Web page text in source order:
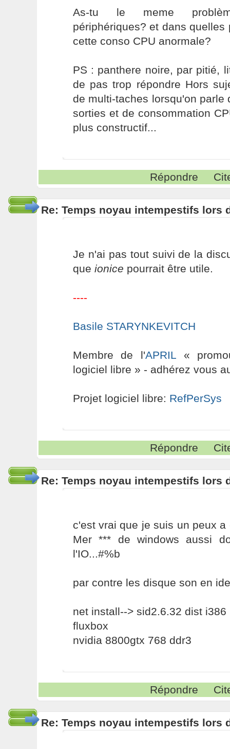
As-tu le meme
périphériques? et dans quelles
cette conso CPU anormale?
PS : panthere noire, par pitié,
de pas trop répondre Hors
de multi-taches lorsqu'on parle
sorties et de consommation
plus constructif...
Répondre
Re: Temps noyau intempestifs lors
Je n'ai pas tout suivi de la
que ionice pourrait être utile.
----
Basile STARYNKEVITCH
Membre de l'APRIL «
logiciel libre » - adhérez vous
Projet logiciel libre: RefPerSys
Répondre
Re: Temps noyau intempestifs lors
c'est vrai que je suis un peux
Mer *** de windows aussi
l'IO...#%b
par contre les disque son en
net install--> sid2.6.32 dist i386
fluxbox
nvidia 8800gtx 768 ddr3
Répondre
Re: Temps noyau intempestifs lors